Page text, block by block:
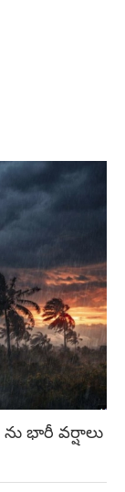
భారీ వర్షాలు